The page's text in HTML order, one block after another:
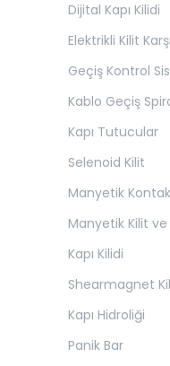
Dijital Kapı Kilidi
Elektrikli Kilit
Geçiş Kontrol
Kablo Geçiş
Kapı Tutucular
Selenoid Kilit
Manyetik Kontak
Manyetik Kilit ve
Kapı Kilidi
Shearmagnet
Kapı Hidroliği
Panik Bar